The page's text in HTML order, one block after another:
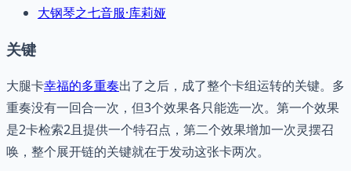
大钢琴之七音服·库莉娅
关键
大腿卡幸福的多重奏出了之后，成了整个卡组运转的关键。多
重奏没有一回合一次，但3个效果各只能选一次。第一个效果
是2卡检索2且提供一个特召点，第二个效果增加一次灵摆召
唤，整个展开链的关键就在于发动这张卡两次。